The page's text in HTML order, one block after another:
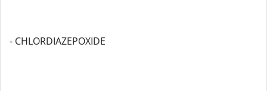
- CHLORDIAZEPOXIDE